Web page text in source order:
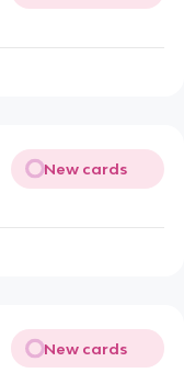
New cards
New cards